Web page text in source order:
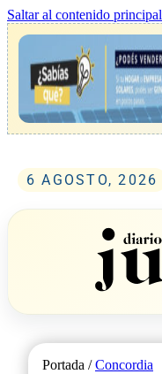
Saltar al contenido principal
6 AGOSTO, 2026
Portada /Concordia